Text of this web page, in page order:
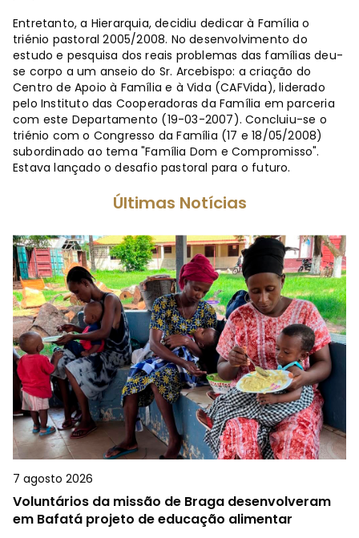
Entretanto, a Hierarquia, decidiu dedicar à Família o
triénio pastoral 2005/2008. No desenvolvimento do
estudo e pesquisa dos reais problemas das famílias deu-
se corpo a um anseio do Sr. Arcebispo: a criação do
Centro de Apoio à Família e à Vida (CAFVida), liderado
pelo Instituto das Cooperadoras da Família em parceria
com este Departamento (19-03-2007). Concluiu-se o
triénio com o Congresso da Família (17 e 18/05/2008)
subordinado ao tema "Família Dom e Compromisso".
Estava lançado o desafio pastoral para o futuro.
Últimas Notícias
7 agosto 2026
Voluntários da missão de Braga desenvolveram
em Bafatá projeto de educação alimentar